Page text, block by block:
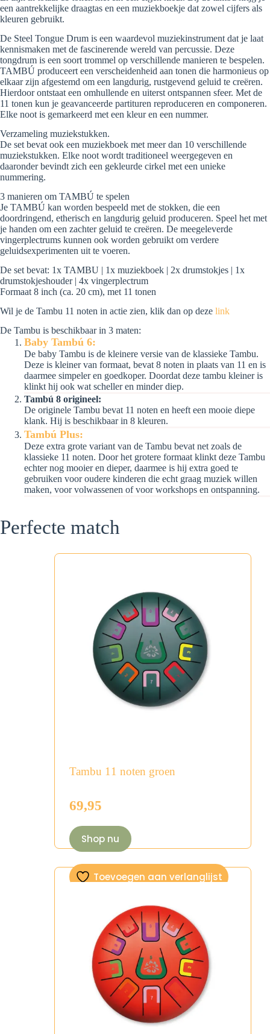
een aantrekkelijke draagtas en een muziekboekje dat zowel cijfers als
kleuren gebruikt.
De Steel Tongue Drum is een waardevol muziekinstrument dat je laat
kennismaken met de fascinerende wereld van percussie. Deze
tongdrum is een soort trommel op verschillende manieren te bespelen.
TAMBÚ produceert een verscheidenheid aan tonen die harmonieus op
elkaar zijn afgestemd om een ​​langdurig, rustgevend geluid te creëren.
Hierdoor ontstaat een omhullende en uiterst ontspannen sfeer. Met de
11 tonen kun je geavanceerde partituren reproduceren en componeren.
Elke noot is gemarkeerd met een kleur en een nummer.
Verzameling muziekstukken.
De set bevat ook een muziekboek met meer dan 10 verschillende
muziekstukken. Elke noot wordt traditioneel weergegeven en
daaronder bevindt zich een gekleurde cirkel met een unieke
nummering.
3 manieren om TAMBÚ te spelen
Je TAMBÚ kan worden bespeeld met de stokken, die een
doordringend, etherisch en langdurig geluid produceren. Speel het met
je handen om een ​​zachter geluid te creëren. De meegeleverde
vingerplectrums kunnen ook worden gebruikt om verdere
geluidsexperimenten uit te voeren.
De set bevat: 1x TAMBU | 1x muziekboek | 2x drumstokjes | 1x
drumstokjeshouder | 4x vingerplectrum
Formaat 8 inch (ca. 20 cm), met 11 tonen
Wil je de Tambu 11 noten in actie zien, klik dan op deze link
De Tambu is beschikbaar in 3 maten:
Baby Tambú 6:
De baby Tambu is de kleinere versie van de klassieke Tambu.
Deze is kleiner van formaat, bevat 8 noten in plaats van 11 en is
daarmee simpeler en goedkoper. Doordat deze tambu kleiner is
klinkt hij ook wat scheller en minder diep.
Tambú 8 origineel:
De originele Tambu bevat 11 noten en heeft een mooie diepe
klank. Hij is beschikbaar in 8 kleuren.
Tambú Plus:
Deze extra grote variant van de Tambu bevat net zoals de
klassieke 11 noten. Door het grotere formaat klinkt deze Tambu
echter nog mooier en dieper, daarmee is hij extra goed te
gebruiken voor oudere kinderen die echt graag muziek willen
maken, voor volwassenen of voor workshops en ontspanning.
Perfecte match
Tambu 11 noten groen
69,95
Shop nu
Toevoegen aan verlanglijst